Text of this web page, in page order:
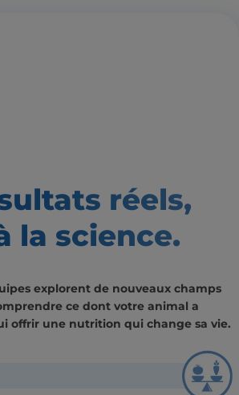
réels,
la science.
explorent de nouveaux champs
ce dont votre animal a
offrir une nutrition qui change sa vie.